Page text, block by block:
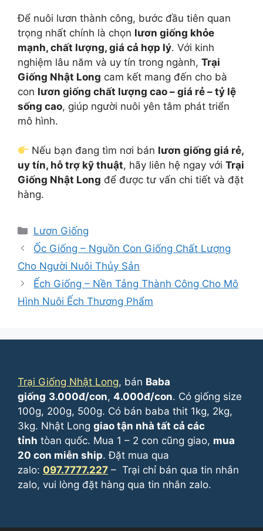
Để nuôi lươn thành công, bước đầu tiên quan
trọng nhất chính là chọn lươn giống khỏe
mạnh, chất lượng, giá cả hợp lý. Với kinh
nghiệm lâu năm và uy tín trong ngành, Trại
Giống Nhật Long cam kết mang đến cho bà
con lươn giống chất lượng cao – giá rẻ – tỷ lệ
sống cao, giúp người nuôi yên tâm phát triển
mô hình.
Nếu bạn đang tìm nơi bán lươn giống giá rẻ,
uy tín, hỗ trợ kỹ thuật, hãy liên hệ ngay với Trại
Giống Nhật Long để được tư vấn chi tiết và đặt
hàng.
Danh
mục
Lươn Giống
Ốc Giống – Nguồn Con Giống Chất Lượng
Cho Người Nuôi Thủy Sản
Ếch Giống – Nền Tảng Thành Công Cho Mô
Hình Nuôi Ếch Thương Phẩm
Trại Giống Nhật Long, bán Baba
giống 3.000đ/con, 4.000đ/con. Có giống size
100g, 200g, 500g. Có bán baba thit 1kg, 2kg,
3kg. Nhật Long giao tận nhà tất cả các
tỉnh tòan quốc. Mua 1 – 2 con cũng giao, mua
20 con miễn ship. Đặt mua qua
zalo: 097.7777.227 – Trại chỉ bán qua tin nhắn
zalo, vui lòng đặt hàng qua tin nhắn zalo.